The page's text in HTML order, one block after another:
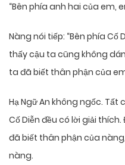
“Bên phía anh hai của em,
Nàng nói tiếp: “Bên phía Cố
thấy cậu ta cũng không
ta đã biết thân phận của em
Hạ Ngữ An không ngốc.
Cố Diễn đều có lời giải
đã biết thân phận của
nàng.